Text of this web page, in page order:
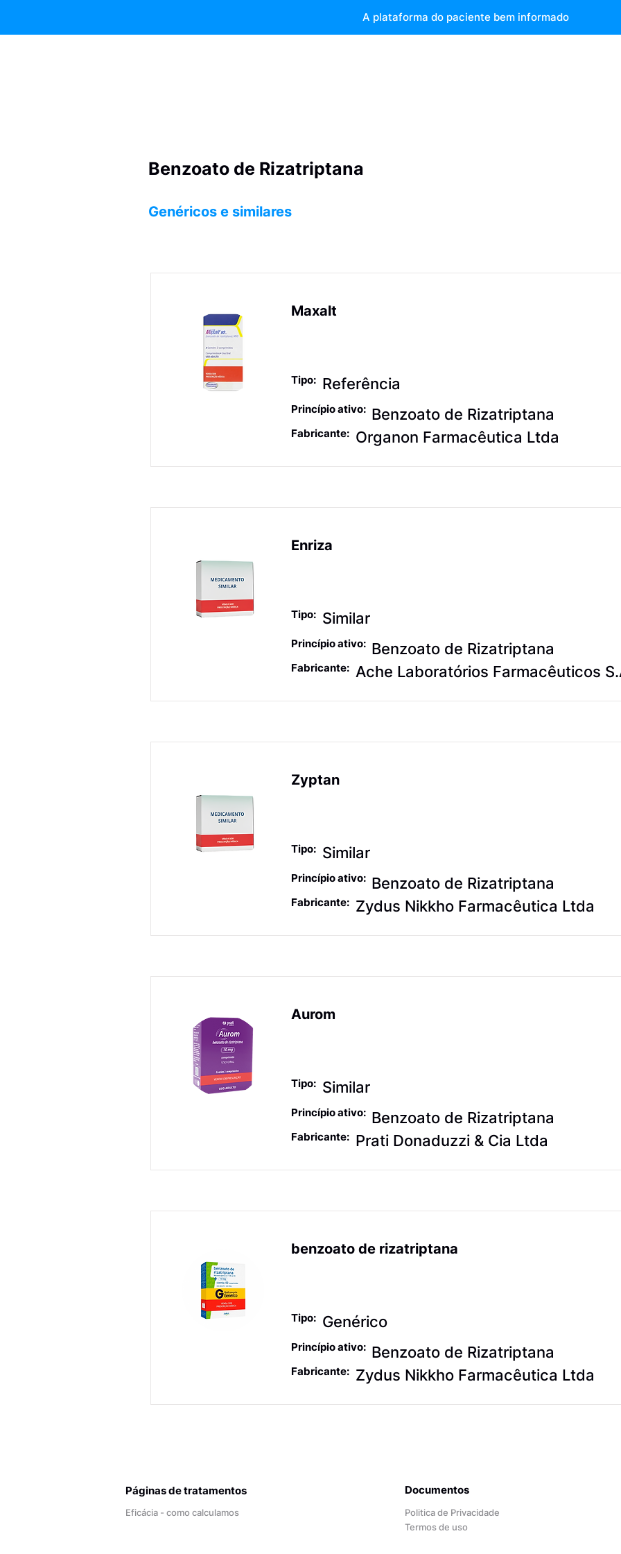
A plataforma do paciente bem informado
Benzoato de Rizatriptana
Genéricos e similares
Maxalt
Tipo: Referência
Fabricante: Organon Farmacêutica Ltda
Princípio ativo: Benzoato de Rizatriptana
Enriza
Tipo: Similar
Fabricante: Ache Laboratórios Farmacêuticos
Princípio ativo: Benzoato de Rizatriptana
Zyptan
Tipo: Similar
Fabricante: Zydus Nikkho Farmacêutica Ltda
Princípio ativo: Benzoato de Rizatriptana
Aurom
Tipo: Similar
Fabricante: Prati Donaduzzi & Cia Ltda
Princípio ativo: Benzoato de Rizatriptana
benzoato de rizatriptana
Tipo: Genérico
Fabricante: Zydus Nikkho Farmacêutica Ltda
Princípio ativo: Benzoato de Rizatriptana
Páginas de tratamentos
Eficácia - como calculamos
Documentos
Politica de Privacidade
Termos de uso